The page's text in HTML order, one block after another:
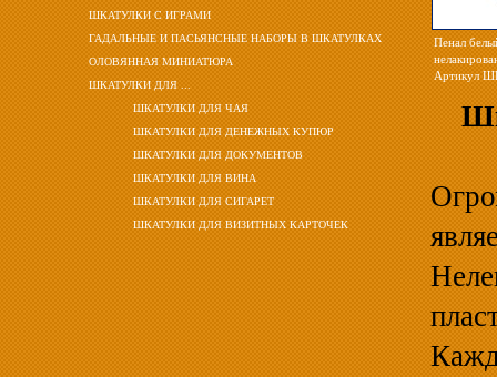
ШКАТУЛКИ С ИГРАМИ
ГАДАЛЬНЫЕ И ПАСЬЯНСНЫЕ НАБОРЫ В ШКАТУЛКАХ
ОЛОВЯННАЯ МИНИАТЮРА
ШКАТУЛКИ ДЛЯ ...
ШКАТУЛКИ ДЛЯ ЧАЯ
ШКАТУЛКИ ДЛЯ ДЕНЕЖНЫХ КУПЮР
ШКАТУЛКИ ДЛЯ ДОКУМЕНТОВ
ШКАТУЛКИ ДЛЯ ВИНА
ШКАТУЛКИ ДЛЯ СИГАРЕТ
ШКАТУЛКИ ДЛЯ ВИЗИТНЫХ КАРТОЧЕК
Пенал
Артикул